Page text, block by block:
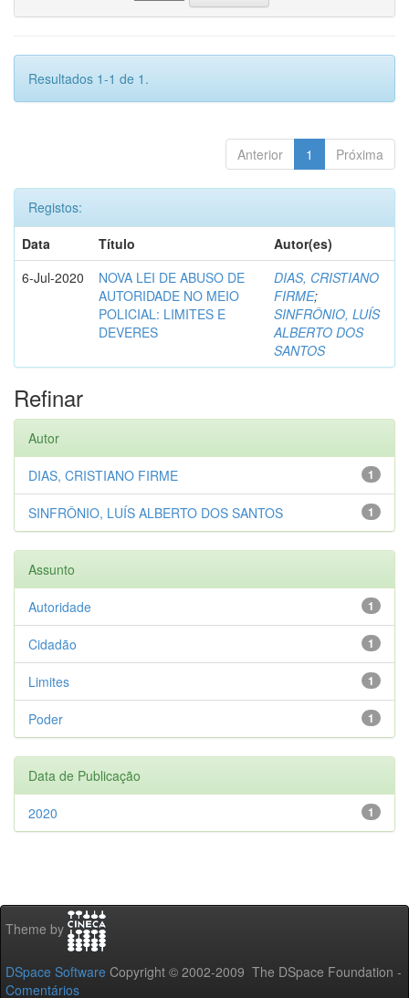
Resultados 1-1 de 1.
Anterior 1 Próxima
Registos:
Data
Título
Autor(es)
6-Jul-2020
NOVA LEI DE ABUSO DE
AUTORIDADE NO MEIO
POLICIAL: LIMITES E
DEVERES
DIAS, CRISTIANO
FIRME;
SINFRÔNIO, LUÍS
ALBERTO DOS
SANTOS
Refinar
Autor
1
DIAS, CRISTIANO FIRME
1
SINFRÔNIO, LUÍS ALBERTO DOS SANTOS
Assunto
1
Autoridade
1
Cidadão
1
Limites
1
Poder
Data de Publicação
1
2020
Theme by
DSpace Software Copyright © 2002-2009 The DSpace Foundation -
Comentários